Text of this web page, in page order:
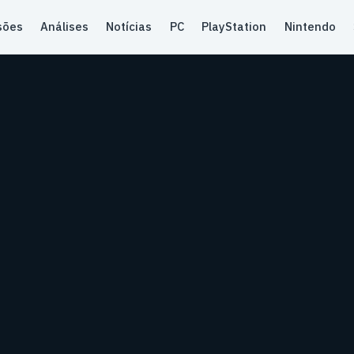
Análises Notícias PC PlayStation Nintendo